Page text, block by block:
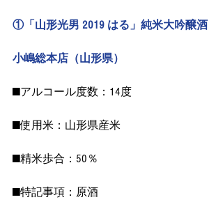
①「山形光男 2019 はる」純米大吟醸酒
小嶋総本店（山形県）
■アルコール度数：14度
■使用米：山形県産米
■精米歩合：50％
■特記事項：原酒